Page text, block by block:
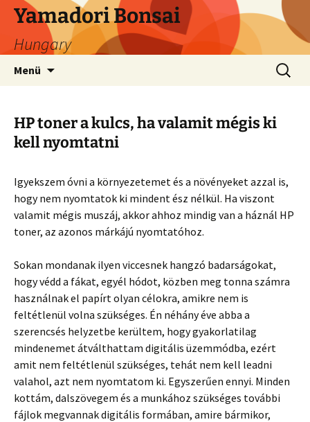
Ugrás
tartalomhoz
Yamadori Bonsai
Hungary
Menü
HP toner a kulcs, ha valamit mégis ki
kell nyomtatni
Igyekszem óvni a környezetemet és a növényeket azzal is,
hogy nem nyomtatok ki mindent ész nélkül. Ha viszont
valamit mégis muszáj, akkor ahhoz mindig van a háznál HP
toner, az azonos márkájú nyomtatóhoz.
Sokan mondanak ilyen viccesnek hangzó badarságokat,
hogy védd a fákat, egyél hódot, közben meg tonna számra
használnak el papírt olyan célokra, amikre nem is
feltétlenül volna szükséges. Én néhány éve abba a
szerencsés helyzetbe kerültem, hogy gyakorlatilag
mindenemet átválthattam digitális üzemmódba, ezért
amit nem feltétlenül szükséges, tehát nem kell leadni
valahol, azt nem nyomtatom ki. Egyszerűen ennyi. Minden
kottám, dalszövegem és a munkához szükséges további
fájlok megvannak digitális formában, amire bármikor,